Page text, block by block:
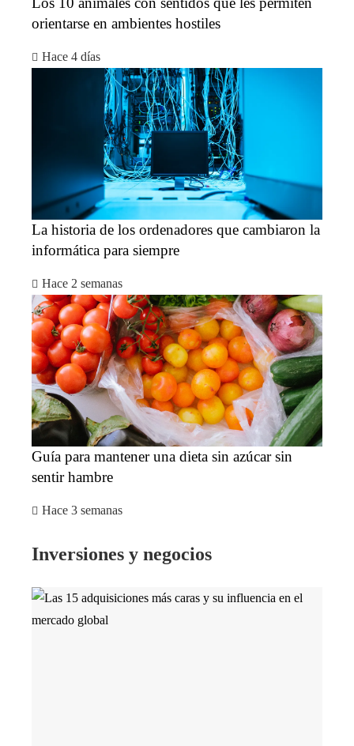
orientarse en ambientes hostiles
Hace 4 días
La historia de los ordenadores que cambiaron la
informática para siempre
Hace 2 semanas
Guía para mantener una dieta sin azúcar sin
sentir hambre
Hace 3 semanas
Inversiones y negocios